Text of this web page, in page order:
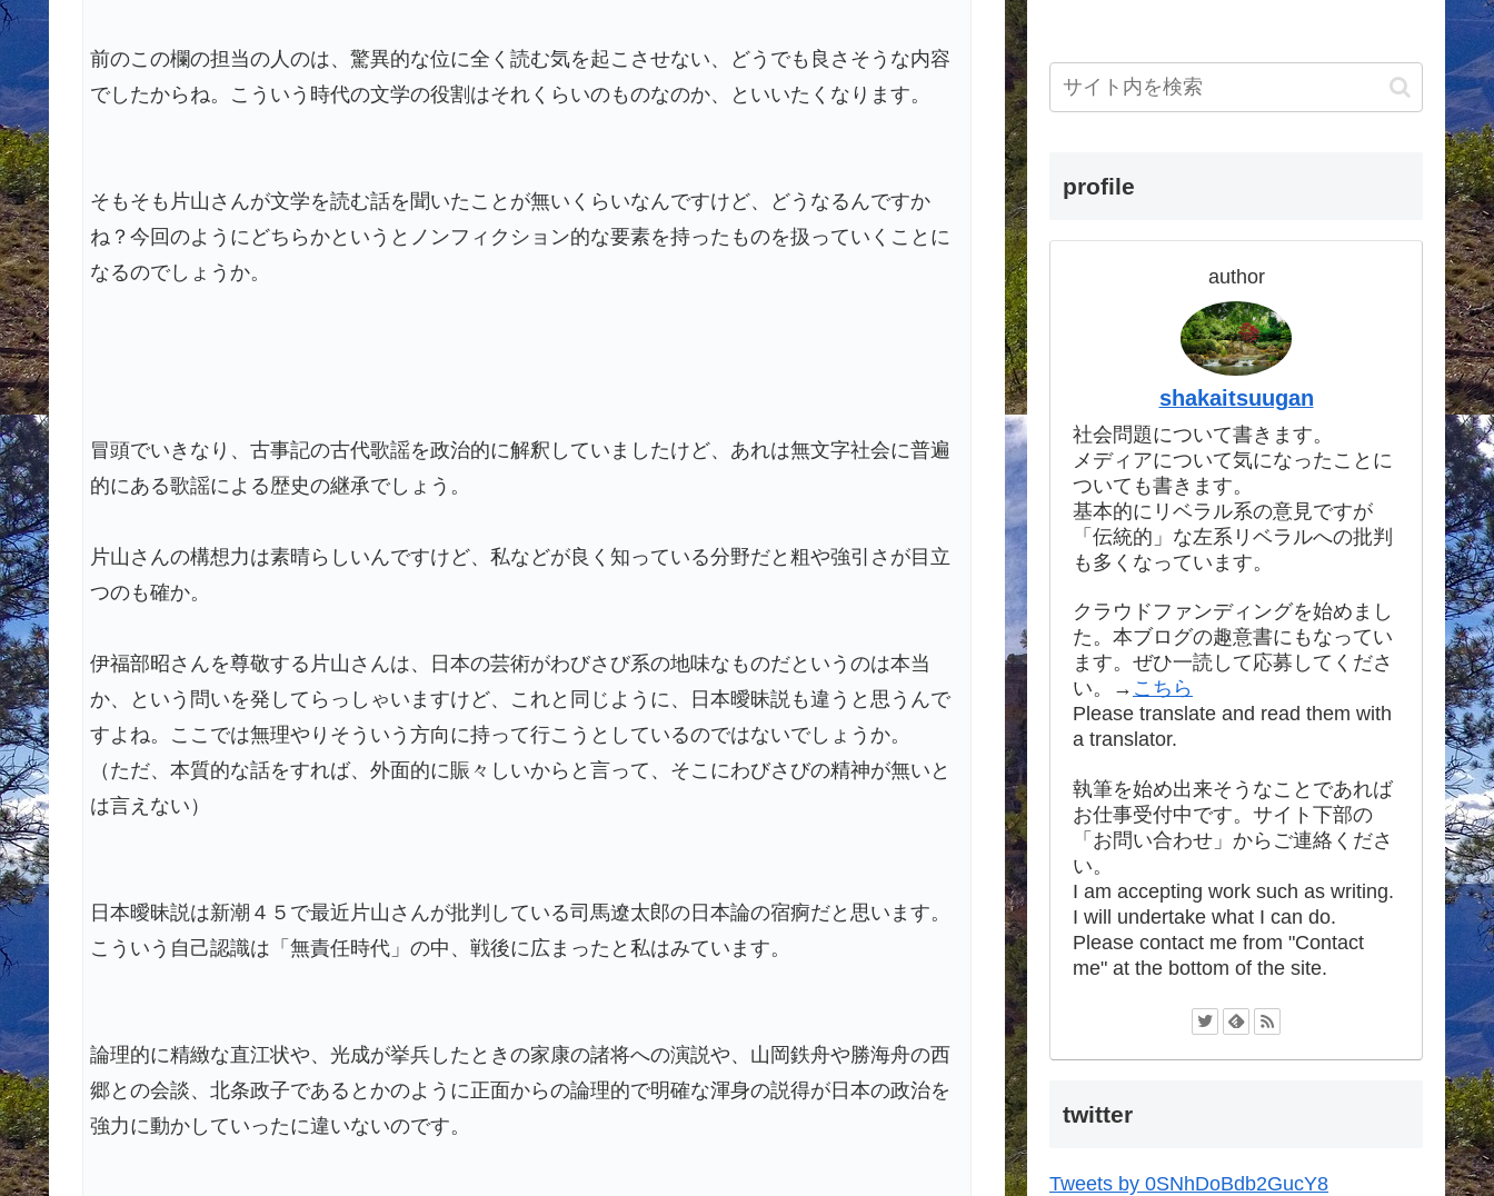
前のこの欄の担当の人のは、驚異的な位に全く読む気を起こさせない、どうでも良さそうな内容
でしたからね。こういう時代の文学の役割はそれくらいのものなのか、といいたくなります。
そもそも片山さんが文学を読む話を聞いたことが無いくらいなんですけど、どうなるんですか
ね？今回のようにどちらかというとノンフィクション的な要素を持ったものを扱っていくことに
なるのでしょうか。
冒頭でいきなり、古事記の古代歌謡を政治的に解釈していましたけど、あれは無文字社会に普遍
的にある歌謡による歴史の継承でしょう。
片山さんの構想力は素晴らしいんですけど、私などが良く知っている分野だと粗や強引さが目立
つのも確か。
伊福部昭さんを尊敬する片山さんは、日本の芸術がわびさび系の地味なものだというのは本当
か、という問いを発してらっしゃいますけど、これと同じように、日本曖昧説も違うと思うんで
すよね。ここでは無理やりそういう方向に持って行こうとしているのではないでしょうか。
（ただ、本質的な話をすれば、外面的に賑々しいからと言って、そこにわびさびの精神が無いと
は言えない）
日本曖昧説は新潮４５で最近片山さんが批判している司馬遼太郎の日本論の宿痾だと思います。
こういう自己認識は「無責任時代」の中、戦後に広まったと私はみています。
論理的に精緻な直江状や、光成が挙兵したときの家康の諸将への演説や、山岡鉄舟や勝海舟の西
郷との会談、北条政子であるとかのように正面からの論理的で明確な渾身の説得が日本の政治を
強力に動かしていったに違いないのです。
profile
author
shakaitsuugan
社会問題について書きます。
メディアについて気になったことに
ついても書きます。
基本的にリベラル系の意見ですが
「伝統的」な左系リベラルへの批判
も多くなっています。
クラウドファンディングを始めまし
た。本ブログの趣意書にもなってい
ます。ぜひ一読して応募してくださ
い。→ こちら
Please translate and read them with
a translator.
執筆を始め出来そうなことであれば
お仕事受付中です。サイト下部の
「お問い合わせ」からご連絡くださ
い。
I am accepting work such as writing.
I will undertake what I can do.
Please contact me from "Contact
me" at the bottom of the site.
twitter
Tweets by 0SNhDoBdb2GucY8